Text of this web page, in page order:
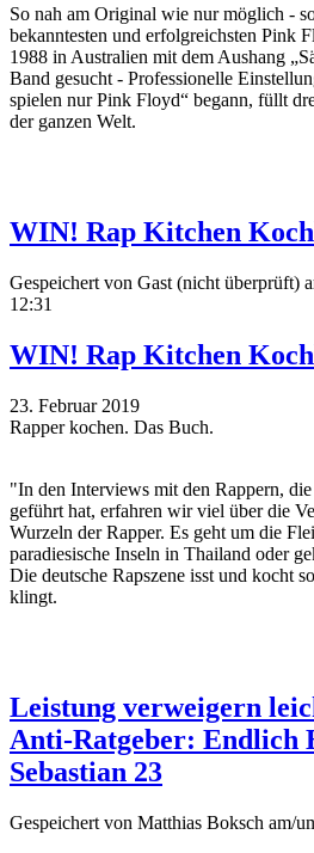
So nah am Original wie nur möglich -
bekanntesten und erfolgreichsten Pink
1988 in Australien mit dem Aushang
Band gesucht - Professionelle
spielen nur Pink Floyd“ begann, füllt
der ganzen Welt.
WIN! Rap Kitchen
Gespeichert von Gast (nicht überprüft)
12:31
WIN! Rap Kitchen
23. Februar 2019
Rapper kochen. Das Buch.
"In den Interviews mit den Rappern,
geführt hat, erfahren wir viel über die
Wurzeln der Rapper. Es geht um die
paradiesische Inseln in Thailand oder
Die deutsche Rapszene isst und kocht
klingt.
Leistung verweigern
Anti-Ratgeber: Endlich
Sebastian 23
Gespeichert von Matthias Boksch am/